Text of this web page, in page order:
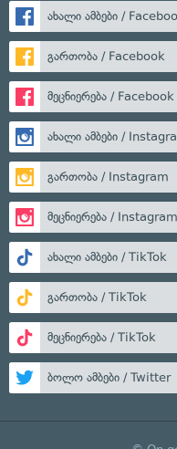
ახალი ამბები /
გართობა / Facebook
მეცნიერება / Facebook
ახალი ამბები /
გართობა / Instagram
მეცნიერება / Instagram
ახალი ამბები / TikTok
გართობა / TikTok
მეცნიერება / TikTok
ბოლო ამბები / Twitter